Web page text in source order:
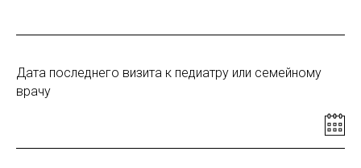
Дата последнего визита к педиатру или семейному
врачу